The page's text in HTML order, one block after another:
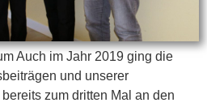
Auch im Jahr 2019 ging die
und unserer
zum dritten Mal an den